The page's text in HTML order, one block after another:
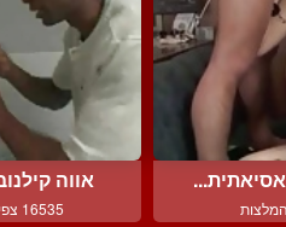
אווה
16535 צפיות